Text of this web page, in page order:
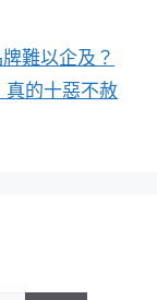
難以企及？
的十惡不赦